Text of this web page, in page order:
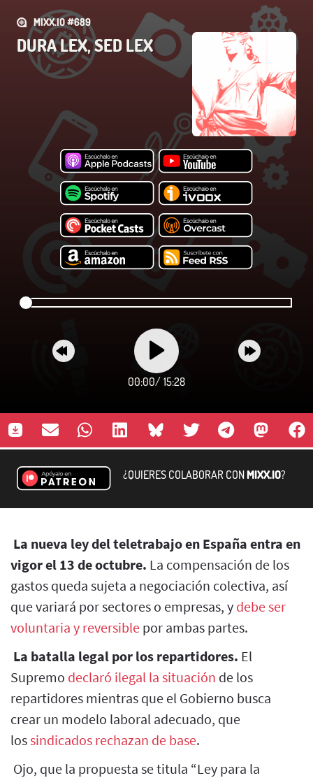
MIXX.IO #689
DURA LEX, SED LEX
00:00/ 15:28
¿QUIERES COLABORAR CONMIXX.IO?
La nueva ley del teletrabajo en España entra en
vigor el 13 de octubre. La compensación de los
gastos queda sujeta a negociación colectiva, así
que variará por sectores o empresas, y debe ser
voluntaria y reversible por ambas partes.
La batalla legal por los repartidores. El
Supremo declaró ilegal la situación de los
repartidores mientras que el Gobierno busca
crear un modelo laboral adecuado, que
lossindicados rechazan de base.
Ojo, que la propuesta se titula “Ley para la